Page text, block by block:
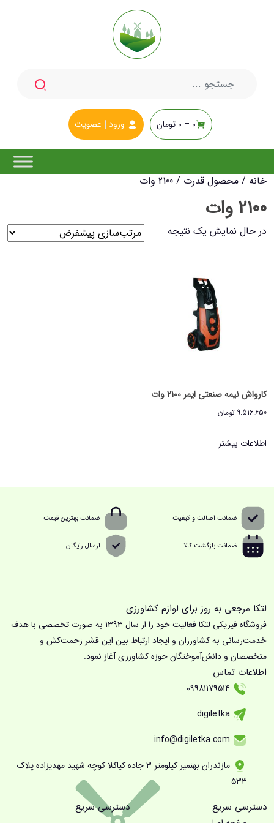
0 –
0 تومان ورود عضویت
خانه / محصول قدرت / 2100 وات
2100 وات
در حال نمایش یک نتیجه
کارواش نیمه صنعتی ایمر 2100 وات
9.516.650 تومان
اطلاعات بیشتر
ضمانت اصالت و کیفیت ضمانت بهترین قیمت
ضمانت بازگشت کالا ارسال رایگان
لتکا مرجعی به روز برای لوازم کشاورزی
فروشگاه فیزیکی لتکا فعالیت خود را از سال 1393 به صورت تخصصی با هدف
خدمت‌رسانی به کشاورزان و ایجاد ارتباط بین این قشر زحمت‌کش و
متخصصان و دانش‌آموختگان حوزه کشاورزی آغاز نمود.
اطلاعات تماس
مازندران بهنمیر کیلومتر ۳ جاده کیاکلا کوچه شهید مهدیزاده پلاک
۵۳۳
دسترسی سریع دسترسی سریع